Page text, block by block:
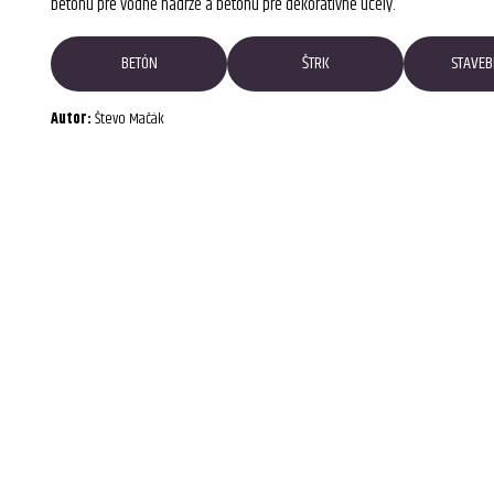
BETÓN ŠTRK
Autor:Števo Mačák